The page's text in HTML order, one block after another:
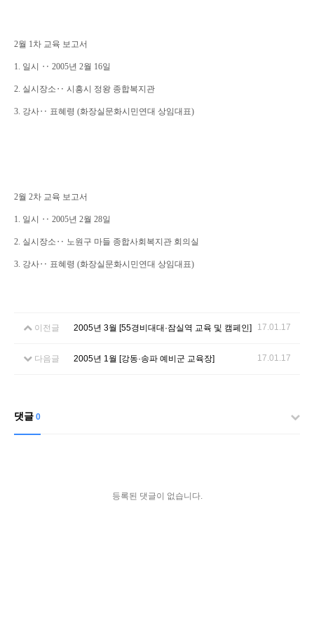
2월 1차 교육 보고서
1. 일시 ‥ 2005년 2월 16일
2. 실시장소‥ 시흥시 정왕 종합복지관
3. 강사‥ 표혜령 (화장실문화시민연대 상임대표)
2월 2차 교육 보고서
1. 일시 ‥ 2005년 2월 28일
2. 실시장소‥ 노원구 마들 종합사회복지관 회의실
3. 강사‥ 표혜령 (화장실문화시민연대 상임대표)
이전글 2005년 3월 [55경비대대·잠실역 교육 및 캠페인] 17.01.17
다음글 2005년 1월 [강동·송파 예비군 교육장] 17.01.17
댓글 0
등록된 댓글이 없습니다.